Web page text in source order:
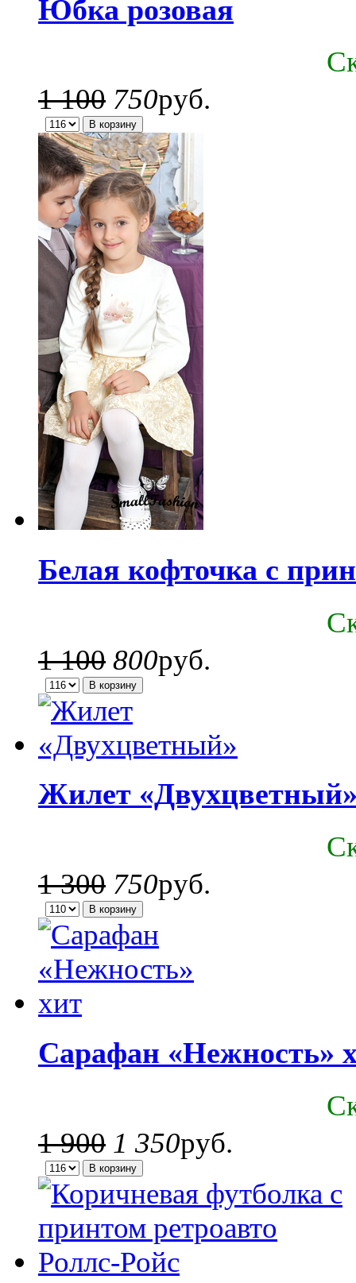
Юбка розовая
1 100 750руб.
Белая кофточка с
1 100 800руб.
Жилет
1 300 750руб.
Сарафан «Нежность»
1 900 1 350руб.